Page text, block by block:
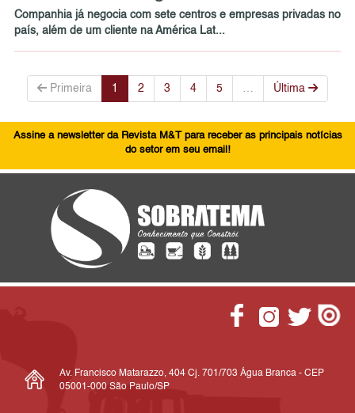
Companhia já negocia com sete centros e empresas privadas no
país, além de um cliente na América Lat...
Primeira 1 2 3 4 5 Última
Assine a newsletter da Revista M&T para receber as principais notícias
do setor em seu email!
Av. Francisco Matarazzo, 404 Cj. 701/703 Água Branca - CEP
05001-000 São Paulo/SP